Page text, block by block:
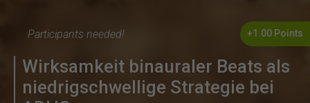
Participants needed!
Wirksamkeit binauraler Beats als
niedrigschwellige Strategie bei
+1.00 Points